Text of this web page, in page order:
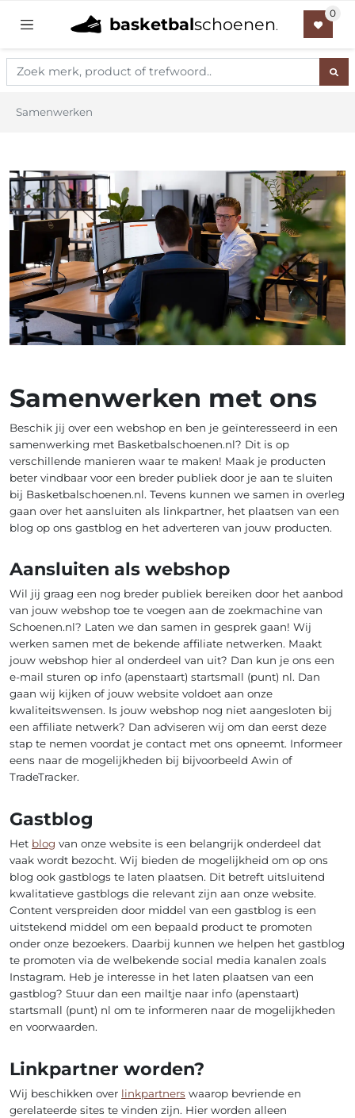
basketbalschoenen.
Samenwerken
Samenwerken met ons
Beschik jij over een webshop en ben je geïnteresseerd in een
samenwerking met Basketbalschoenen.nl? Dit is op
verschillende manieren waar te maken! Maak je producten
beter vindbaar voor een breder publiek door je aan te sluiten
bij Basketbalschoenen.nl. Tevens kunnen we samen in overleg
gaan over het aansluiten als linkpartner, het plaatsen van een
blog op ons gastblog en het adverteren van jouw producten.
Aansluiten als webshop
Wil jij graag een nog breder publiek bereiken door het aanbod
van jouw webshop toe te voegen aan de zoekmachine van
Schoenen.nl? Laten we dan samen in gesprek gaan! Wij
werken samen met de bekende affiliate netwerken. Maakt
jouw webshop hier al onderdeel van uit? Dan kun je ons een
e-mail sturen op info (apenstaart) startsmall (punt) nl. Dan
gaan wij kijken of jouw website voldoet aan onze
kwaliteitswensen. Is jouw webshop nog niet aangesloten bij
een affiliate netwerk? Dan adviseren wij om dan eerst deze
stap te nemen voordat je contact met ons opneemt. Informeer
eens naar de mogelijkheden bij bijvoorbeeld Awin of
TradeTracker.
Gastblog
Het blog van onze website is een belangrijk onderdeel dat
vaak wordt bezocht. Wij bieden de mogelijkheid om op ons
blog ook gastblogs te laten plaatsen. Dit betreft uitsluitend
kwalitatieve gastblogs die relevant zijn aan onze website.
Content verspreiden door middel van een gastblog is een
uitstekend middel om een bepaald product te promoten
onder onze bezoekers. Daarbij kunnen we helpen het gastblog
te promoten via de welbekende social media kanalen zoals
Instagram. Heb je interesse in het laten plaatsen van een
gastblog? Stuur dan een mailtje naar info (apenstaart)
startsmall (punt) nl om te informeren naar de mogelijkheden
en voorwaarden.
Linkpartner worden?
Wij beschikken over linkpartners waarop bevriende en
gerelateerde sites te vinden zijn. Hier worden alleen